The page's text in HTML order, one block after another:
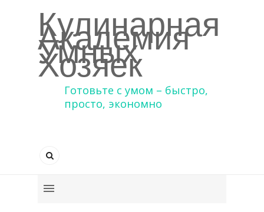
Кулинарная
Академия
Умных
Хозяек
Готовьте с умом – быстро,
просто, экономно